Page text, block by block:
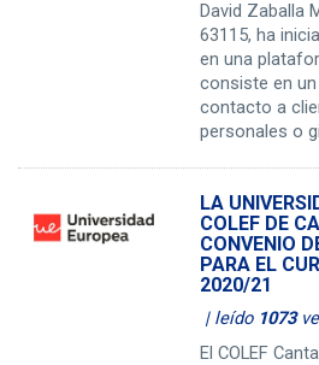
David Zaballa
63115, ha
en una
consiste en
contacto a
personales o
LA
COLEF DE
CONVENIO
PARA EL
2020/21
| leído 1073
El COLEF